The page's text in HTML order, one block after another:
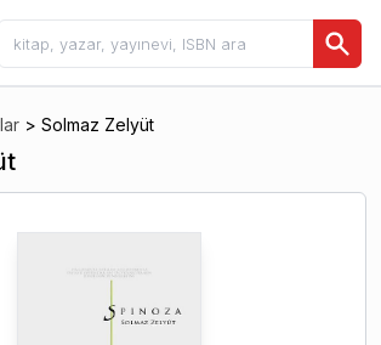
> Solmaz Zelyüt